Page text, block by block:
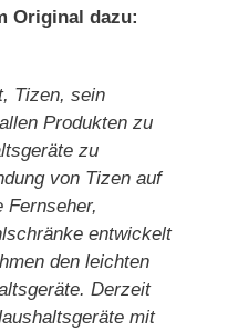
Original dazu:
Tizen, sein
Produkten zu
zu
von Tizen auf
Fernseher,
entwickelt
den leichten
Derzeit
mit